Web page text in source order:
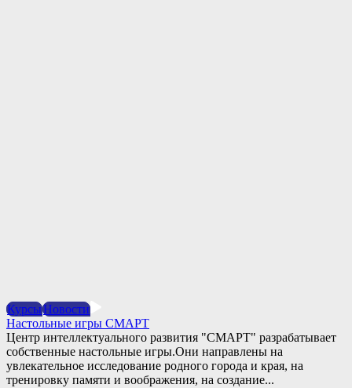
КурсыНовости
Настольные игры СМАРТ
Центр интеллектуального развития "СМАРТ" разрабатывает
собственные настольные игры.Они направлены на
увлекательное исследование родного города и края, на
тренировку памяти и воображения, на создание...